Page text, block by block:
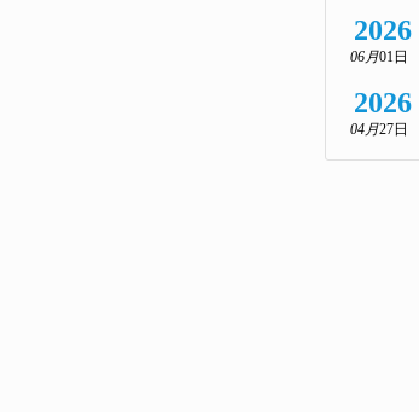
2026
06月01日
2026
04月27日